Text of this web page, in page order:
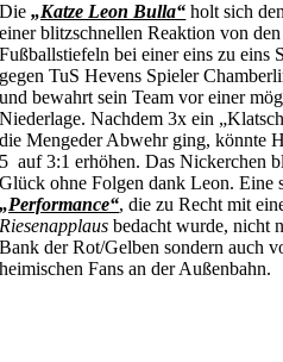
Die„Katze Leon Bulla“ holt sich
einer blitzschnellen Reaktion von den
Fußballstiefeln bei einer eins zu eins
gegen TuS Hevens Spieler
und bewahrt sein Team vor einer
Niederlage. Nachdem 3x ein
die Mengeder Abwehr ging, könnte
5 auf 3:1 erhöhen. Das Nickerchen
Glück ohne Folgen dank Leon. Eine
„Performance“, die zu Recht mit
Riesenapplaus bedacht wurde, nicht
Bank der Rot/Gelben sondern auch
heimischen Fans an der Außenbahn.